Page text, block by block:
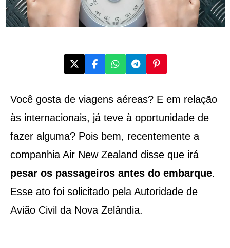
Você gosta de viagens aéreas? E em relação
às internacionais, já teve à oportunidade de
fazer alguma? Pois bem, recentemente a
companhia Air New Zealand disse que irá
pesar os passageiros antes do embarque.
Esse ato foi solicitado pela Autoridade de
Avião Civil da Nova Zelândia.